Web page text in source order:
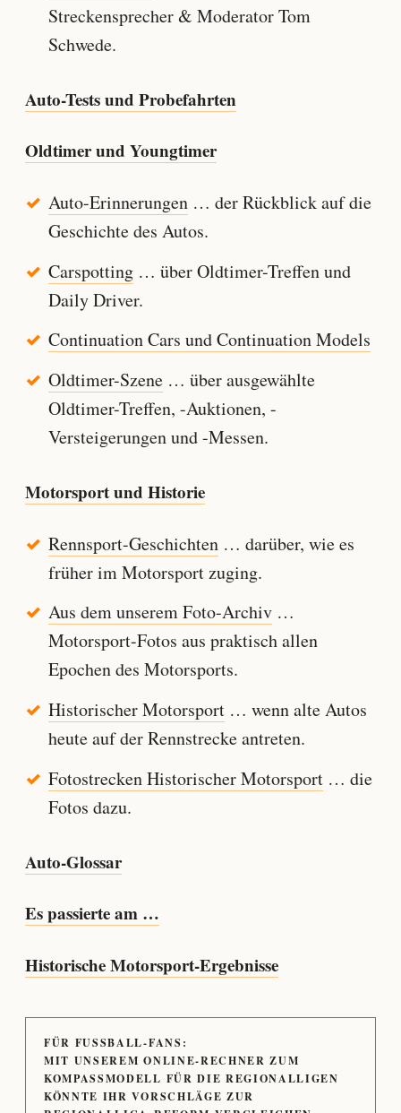
Streckensprecher & Moderator Tom
Schwede.
Auto-Tests und Probefahrten
Oldtimer und Youngtimer
Auto-Erinnerungen… der Rückblick auf die
Geschichte des Autos.
Carspotting… über Oldtimer-Treffen und
Daily Driver.
Continuation Cars und Continuation Models
Oldtimer-Szene… über ausgewählte
Oldtimer-Treffen, -Auktionen, -
Versteigerungen und -Messen.
Motorsport und Historie
Rennsport-Geschichten… darüber, wie es
früher im Motorsport zuging.
Aus dem unserem Foto-Archiv…
Motorsport-Fotos aus praktisch allen
Epochen des Motorsports.
Historischer Motorsport… wenn alte Autos
heute auf der Rennstrecke antreten.
Fotostrecken Historischer Motorsport… die
Fotos dazu.
Auto-Glossar
Es passierte am …
Historische Motorsport-Ergebnisse
FÜR FUSSBALL-FANS:
MIT UNSEREM ONLINE-RECHNER ZUM
KOMPASSMODELL FÜR DIE REGIONALLIGEN
KÖNNTE IHR VORSCHLÄGE ZUR